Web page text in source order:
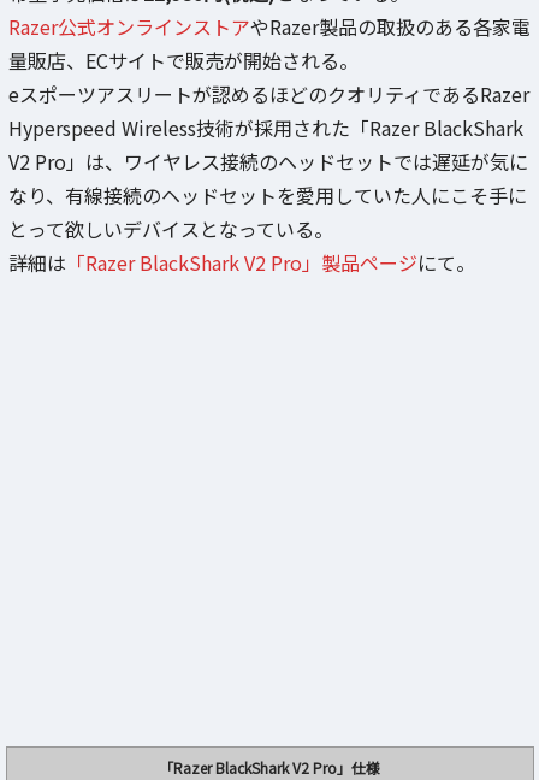
Razer公式オンラインストアやRazer製品の取扱のある各家電
量販店、ECサイトで販売が開始される。
eスポーツアスリートが認めるほどのクオリティであるRazer
Hyperspeed Wireless技術が採用された「Razer BlackShark
V2 Pro」は、ワイヤレス接続のヘッドセットでは遅延が気に
なり、有線接続のヘッドセットを愛用していた人にこそ手に
とって欲しいデバイスとなっている。
詳細は 「Razer BlackShark V2 Pro」製品ページにて。
「Razer BlackShark V2 Pro」仕様